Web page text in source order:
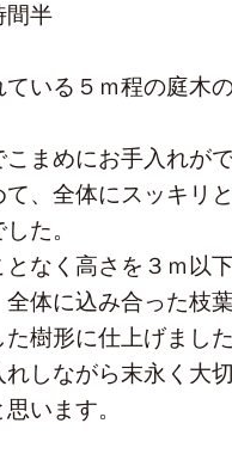
間半
いる５ｍ程の庭木
まめにお手入れが
て、全体にスッキリ
た。
なく高さを３ｍ以
全体に込み合った枝
樹形に仕上げました
れしながら末永く大
います。